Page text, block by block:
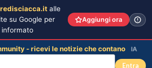
alle
su Google per
informato
Aggiungi ora
- ricevi le notizie che contano IA
Entra